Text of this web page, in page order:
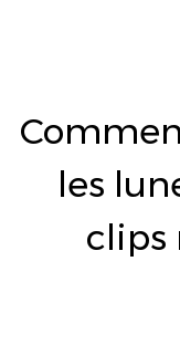
les
clips